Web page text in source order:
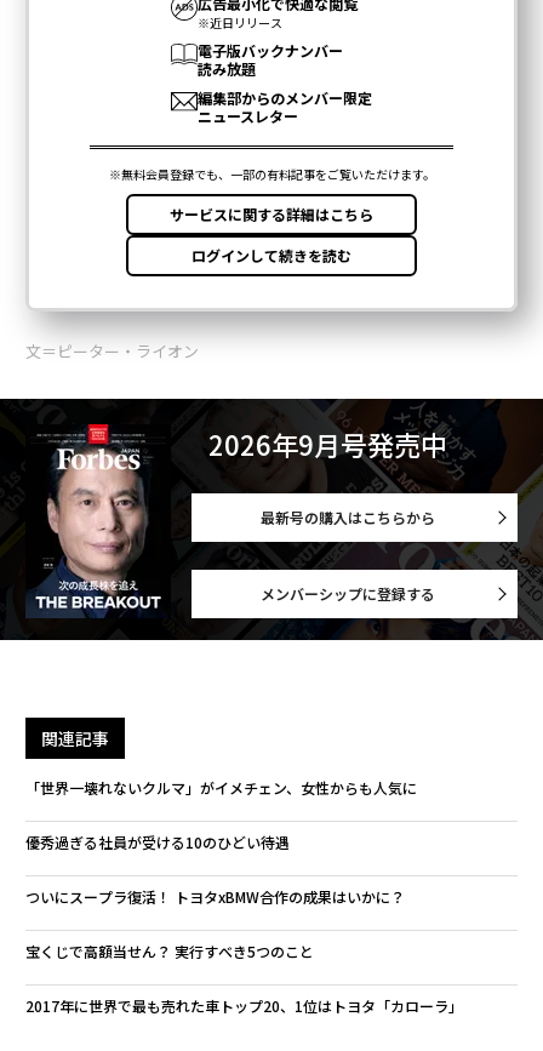
文＝ピーター・ライオン
2026年9月号発売中
最新号の購入はこちらから
メンバーシップに登録する
関連記事
「世界一壊れないクルマ」がイメチェン、女性からも人気に
優秀過ぎる社員が受ける10のひどい待遇
ついにスープラ復活！ トヨタxBMW合作の成果はいかに？
宝くじで高額当せん？ 実行すべき5つのこと
2017年に世界で最も売れた車トップ20、1位はトヨタ「カローラ」